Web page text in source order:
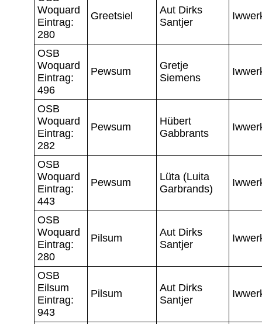
Woquard
Eintrag:
280
Greetsiel
Aut Dirks
Santjer
OSB
Woquard
Eintrag:
496
Pewsum
Gretje
Siemens
OSB
Woquard
Eintrag:
282
Pewsum
Hübert
Gabbrants
OSB
Woquard
Eintrag:
443
Pewsum
Lüta (Luita
Garbrands)
OSB
Woquard
Eintrag:
280
Pilsum
Aut Dirks
Santjer
OSB
Eilsum
Eintrag:
943
Pilsum
Aut Dirks
Santjer